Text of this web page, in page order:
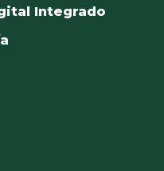
Integrado